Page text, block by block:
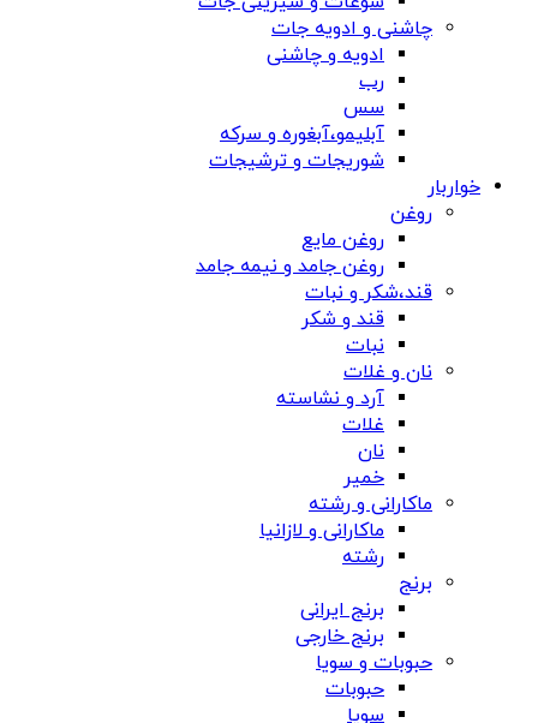
چاشنی و ادویه جات
ادویه و چاشنی
رب
سس
آبلیمو،آبغوره و سرکه
شوریجات و ترشیجات
خواربار
روغن
روغن مایع
روغن جامد و نیمه جامد
قند،شکر و نبات
قند و شکر
نبات
نان و غلات
آرد و نشاسته
غلات
نان
خمیر
ماکارانی و رشته
ماکارانی و لازانیا
رشته
برنج
برنج ایرانی
برنج خارجی
حبوبات و سویا
حبوبات
سویا